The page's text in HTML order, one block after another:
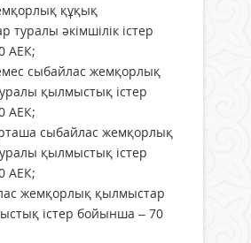
құқық
туралы әкімшілік істер
АЕК;
сыбайлас жемқорлық
қылмыстық істер
АЕК;
сыбайлас жемқорлық
қылмыстық істер
АЕК;
жемқорлық қылмыстар
істер бойынша – 70